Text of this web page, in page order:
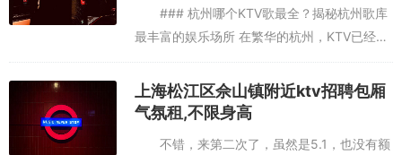
### 杭州哪个KTV歌最全？揭秘杭州歌库
最丰富的娱乐场所 在繁华的杭州，KTV已经成
为人们休闲娱乐的首选之一。然而，面对琳琅
满目的KTV场所，你是否曾苦恼过：哪个KTV
的歌库最全？...
上海松江区佘山镇附近ktv招聘包厢
气氛租,不限身高
不错，来第二次了，虽然是5.1，也没有额